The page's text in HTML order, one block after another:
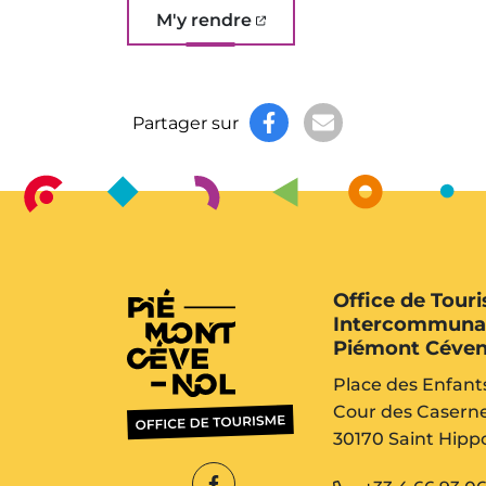
M'y rendre
(ouverture dans un nouvel
Partager sur
Office de
Piémont
Place des
Cour des
30170 Saint